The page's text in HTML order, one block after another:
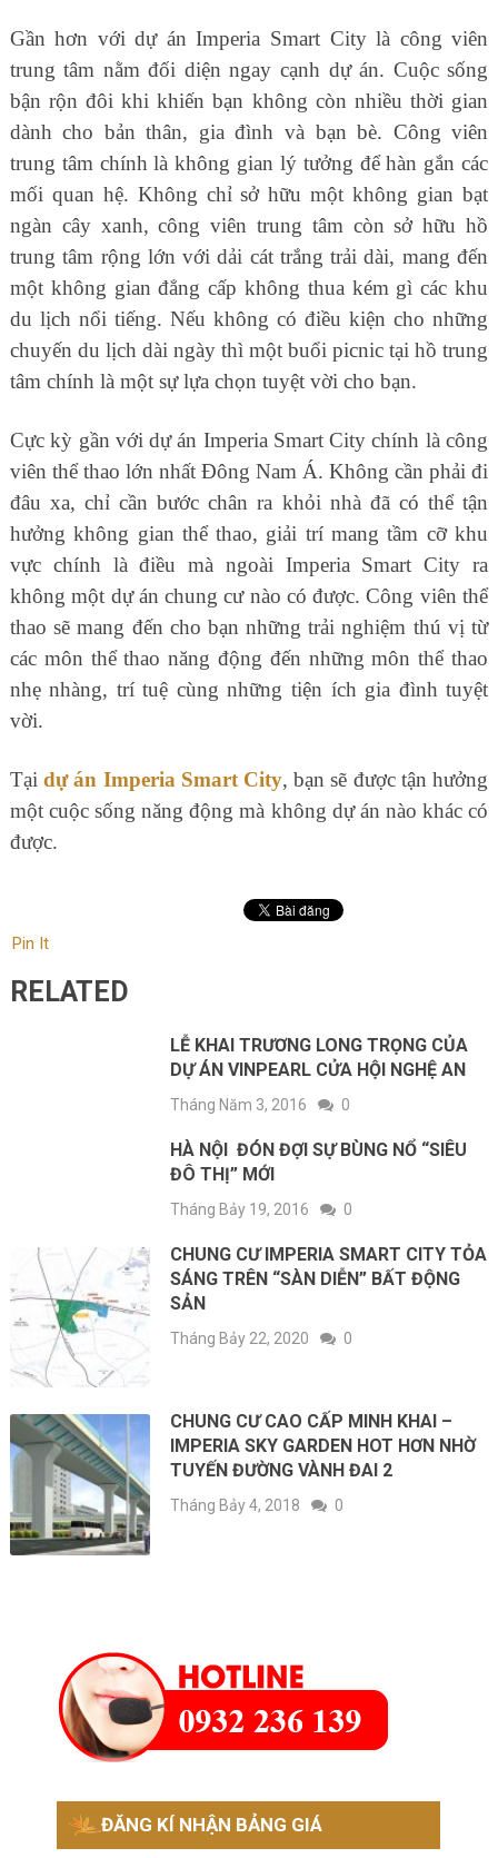
Gần hơn với dự án Imperia Smart City là công viên
trung tâm nằm đối diện ngay cạnh dự án. Cuộc sống
bận rộn đôi khi khiến bạn không còn nhiều thời gian
dành cho bản thân, gia đình và bạn bè. Công viên
trung tâm chính là không gian lý tưởng để hàn gắn các
mối quan hệ. Không chỉ sở hữu một không gian bạt
ngàn cây xanh, công viên trung tâm còn sở hữu hồ
trung tâm rộng lớn với dải cát trắng trải dài, mang đến
một không gian đẳng cấp không thua kém gì các khu
du lịch nổi tiếng. Nếu không có điều kiện cho những
chuyến du lịch dài ngày thì một buổi picnic tại hồ trung
tâm chính là một sự lựa chọn tuyệt vời cho bạn.
Cực kỳ gần với dự án Imperia Smart City chính là công
viên thể thao lớn nhất Đông Nam Á. Không cần phải đi
đâu xa, chỉ cần bước chân ra khỏi nhà đã có thể tận
hưởng không gian thể thao, giải trí mang tầm cỡ khu
vực chính là điều mà ngoài Imperia Smart City ra
không một dự án chung cư nào có được. Công viên thể
thao sẽ mang đến cho bạn những trải nghiệm thú vị từ
các môn thể thao năng động đến những môn thể thao
nhẹ nhàng, trí tuệ cùng những tiện ích gia đình tuyệt
vời.
Tạidự án Imperia Smart City, bạn sẽ được tận hưởng
một cuộc sống năng động mà không dự án nào khác có
được.
Pin It
RELATED
LỄ KHAI TRƯƠNG LONG TRỌNG CỦA
DỰ ÁN VINPEARL CỬA HỘI NGHỆ AN
Tháng Năm 3, 2016 0
HÀ NỘI ĐÓN ĐỢI SỰ BÙNG NỔ “SIÊU
ĐÔ THỊ” MỚI
Tháng Bảy 19, 2016 0
CHUNG CƯ IMPERIA SMART CITY TỎA
SÁNG TRÊN “SÀN DIỄN” BẤT ĐỘNG
SẢN
Tháng Bảy 22, 2020 0
CHUNG CƯ CAO CẤP MINH KHAI –
IMPERIA SKY GARDEN HOT HƠN NHỜ
TUYẾN ĐƯỜNG VÀNH ĐAI 2
Tháng Bảy 4, 2018 0
ĐĂNG KÍ NHẬN BẢNG GIÁ